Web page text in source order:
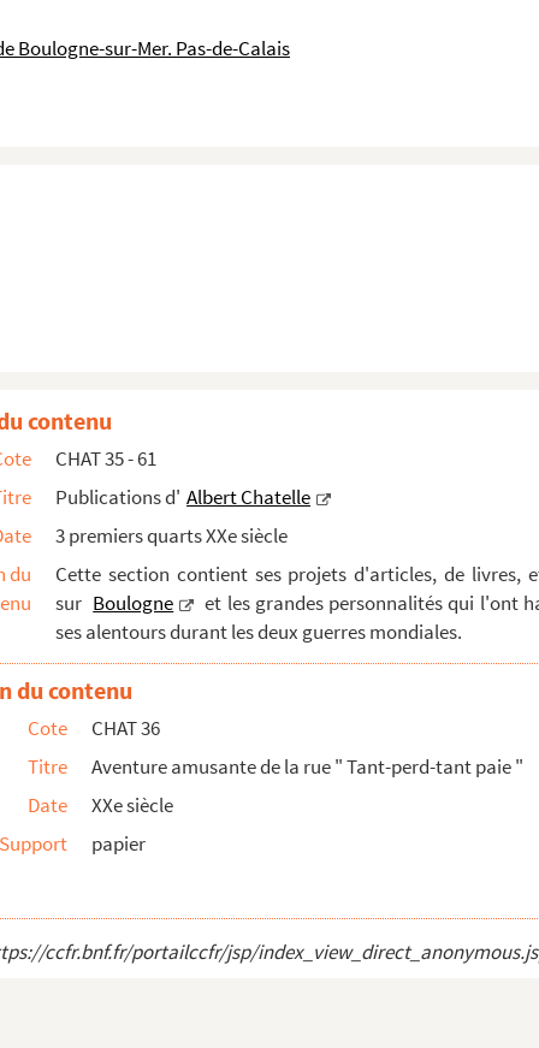
Boulogne-sur-Mer. Pas-de-Calais
sur-Mer : Imprimerie du Littoral
Boulogne 1840 : le Prince-Président, 10 ...
paru en 1959
San Martin et son testament méconnu "
1918
en 1961
Empire, 1914-1918, publié en 1920
Sambre et Meuse "
contenu
CHAT 35 - 61
Publications d' Albert Chatelle
3 premiers quarts XXe siècle
du
Cette section contient ses projets d'articles, de livres,
sur Boulogne et les grandes personnalités qui l'ont
ses alentours durant les deux guerres mondiales.
du contenu
Cote
CHAT 36
Titre
Aventure amusante de la rue " Tant-perd-tant paie "
Date
XXe siècle
Support
papier
ccfr.bnf.fr/portailccfr/jsp/